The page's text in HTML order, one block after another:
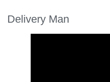
Delivery Man